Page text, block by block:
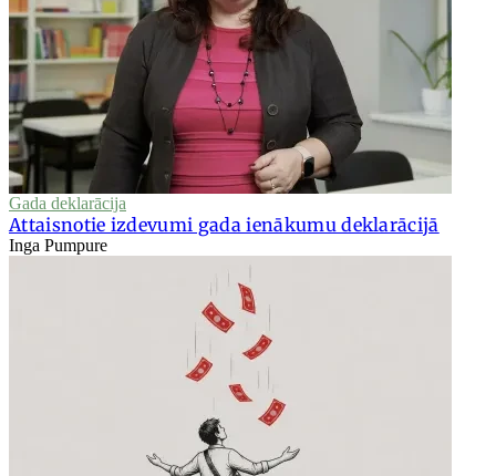
Gada deklarācija
Attaisnotie izdevumi gada ienākumu deklarācijā
Inga Pumpure